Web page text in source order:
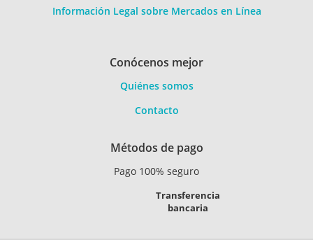
Información Legal sobre Mercados en Línea
Conócenos mejor
Quiénes somos
Contacto
Métodos de pago
Pago 100% seguro
Transferencia
bancaria